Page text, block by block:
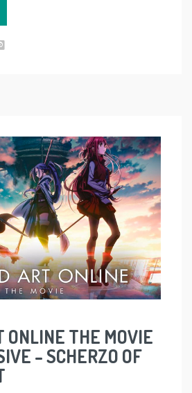
ONLINE THE MOVIE
– SCHERZO OF